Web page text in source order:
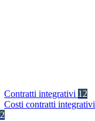
Contratti integrativi 12
Costi contratti integrativi
2